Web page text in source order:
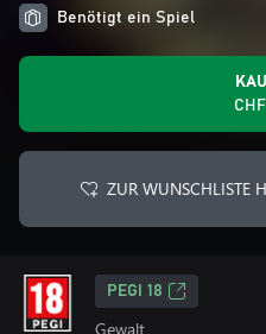
Benötigt ein Spiel
ZUR WUNSCHLISTE
PEGI 18
Gewalt